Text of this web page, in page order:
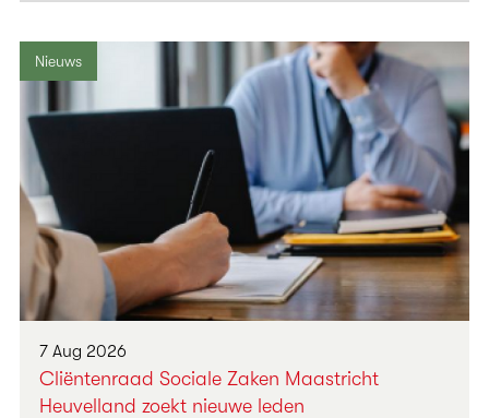
Nieuws
7 Aug 2026
Cliëntenraad Sociale Zaken Maastricht
Heuvelland zoekt nieuwe leden